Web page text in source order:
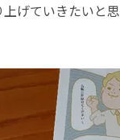
げていきたいと